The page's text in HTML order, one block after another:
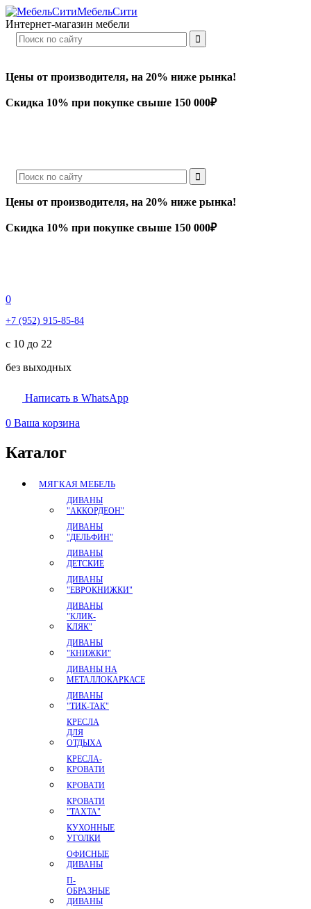
МебельСити
Интернет-магазин мебели
Цены от производителя, на 20% ниже рынка!
Скидка 10% при покупке свыше 150 000₽
Цены от производителя, на 20% ниже рынка!
Скидка 10% при покупке свыше 150 000₽
0
+7 (952) 915-85-84
с 10 до 22
без выходных
Написать в WhatsApp
0 Ваша корзина
Каталог
МЯГКАЯ МЕБЕЛЬ
ДИВАНЫ
"АККОРДЕОН"
ДИВАНЫ
"ДЕЛЬФИН"
ДИВАНЫ
ДЕТСКИЕ
ДИВАНЫ
"ЕВРОКНИЖКИ"
ДИВАНЫ
"КЛИК-
КЛЯК"
ДИВАНЫ
"КНИЖКИ"
ДИВАНЫ НА
МЕТАЛЛОКАРКАСЕ
ДИВАНЫ
"ТИК-ТАК"
КРЕСЛА
ДЛЯ
ОТДЫХА
КРЕСЛА-
КРОВАТИ
КРОВАТИ
КРОВАТИ
"ТАХТА"
КУХОННЫЕ
УГОЛКИ
ОФИСНЫЕ
ДИВАНЫ
П-
ОБРАЗНЫЕ
ДИВАНЫ